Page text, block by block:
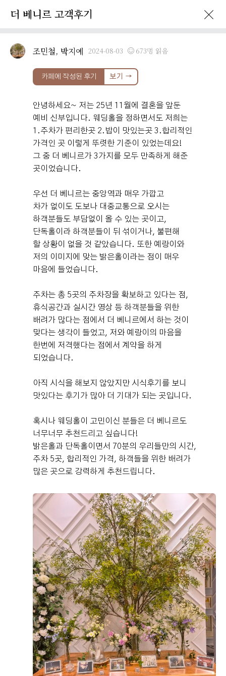
더 베니르 고객후기
조민철, 박지예 2024-08-03 673명 읽음
카페에 작성된 후기 보기 →
안녕하세요~ 저는 25년 11월에 결혼을 앞둔
예비 신부입니다. 웨딩홀을 정하면서도 저희는
1.주차가 편리한곳 2.밥이 맛있는곳 3.합리적인
가격인 곳 이렇게 뚜렷한 기준이 있었는데요!
그 중 더 베니르가 3가지를 모두 만족하게 해준
곳이었습니다.
우선 더 베니르는 중앙역과 매우 가깝고
차가 없이도 도보나 대중교통으로 오시는
하객분들도 부담없이 올 수 있는 곳이고,
단독홀이라 하객분들이 뒤 섞이거나, 불편해
할 상황이 없을 것 같았습니다. 또한 예랑이와
저의 이미지에 맞는 밝은홀이라는 점이 매우
마음에 들었습니다.
주차는 총 5곳의 주차장을 확보하고 있다는 점,
휴식공간과 실시간 영상 등 하객분들을 위한
배려가 많다는 점에서 더 베니르에서 하는 것이
맞다는 생각이 들었고, 저와 예랑이의 마음을
한번에 저격했다는 점에서 계약을 하게
되었습니다.
아직 시식을 해보지 않았지만 시식후기를 보니
맛있다는 후기가 많아 더 기대가 되는 곳입니다.
혹시나 웨딩홀이 고민이신 분들은 더 베니르도
너무너무 추천드리고 싶습니다!
밝은홀과 단독홀이면서 70분의 우리들만의 시간,
주차 5곳, 합리적인 가격, 하객들을 위한 배려가
많은 곳으로 강력하게 추천드립니다.